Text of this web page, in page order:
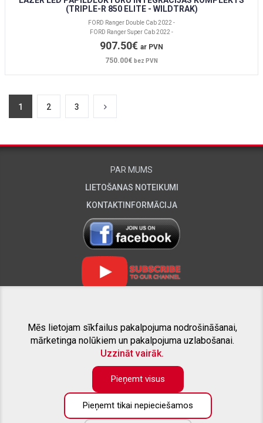
(TRIPLE-R 850 ELITE - WILDTRAK)
FORD Ranger Double Cab 2022 -
FORD Ranger Super Cab 2022 -
907.50€ ar PVN
750.00€ bez PVN
1 2 3
PAR MUMS
LIETOŠANAS NOTEIKUMI
KONTAKTINFORMĀCIJA
SAISTĪTIE PROJEKTI
Preču katalogā pieejama tikai daļa no piedāvāto preču apjoma. Ja
nesanāk atrast interesējošo aprīkojumu savam pikapam - droši
Mēs lietojam sīkfailus pakalpojuma nodrošināšanai,
mārketinga nolūkiem un pakalpojuma uzlabošanai.
Uzzināt vairāk.
Pieņemt visus
Pieņemt tikai nepieciešamos